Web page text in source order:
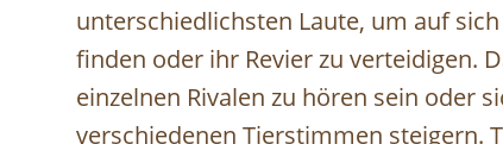
unterschiedlichsten Laute, um auf
finden oder ihr Revier zu verteidigen.
einzelnen Rivalen zu hören sein oder
verschiedenen Tierstimmen steigern.